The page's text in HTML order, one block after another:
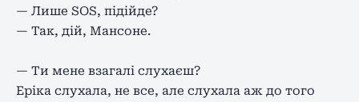
— Лише SOS, підійде?
— Так, дій, Мансоне.
— Ти мене взагалі слухаєш?
Еріка слухала, не все, але слухала аж до того